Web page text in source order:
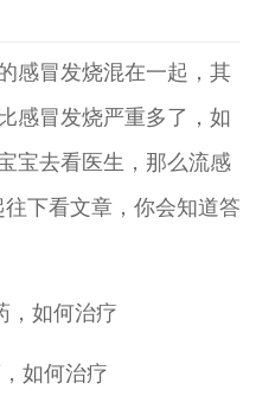
冒发烧混在一起，其
感冒发烧严重多了，如
宝去看医生，那么流感
下看文章，你会知道答
如何治疗